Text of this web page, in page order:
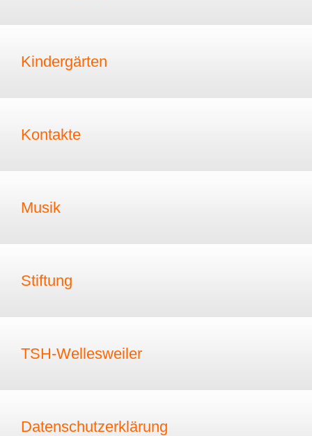
Kindergärten
Kontakte
Musik
Stiftung
TSH-Wellesweiler
Datenschutzerklärung